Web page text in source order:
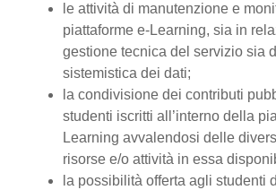
le attività di manutenzione e
piattaforme e-Learning, sia in
gestione tecnica del servizio sia
sistemistica dei dati;
la condivisione dei contributi
studenti iscritti all’interno della
Learning avvalendosi delle
risorse e/o attività in essa
la possibilità offerta agli studenti